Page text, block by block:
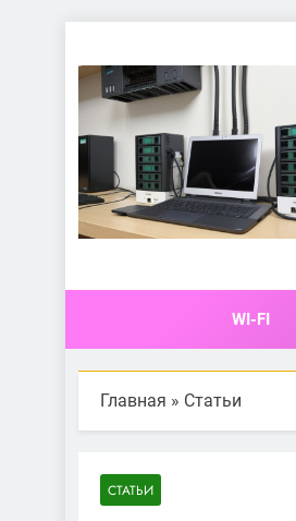
содержимому
WI-FI
Главная » Статьи
СТАТЬИ